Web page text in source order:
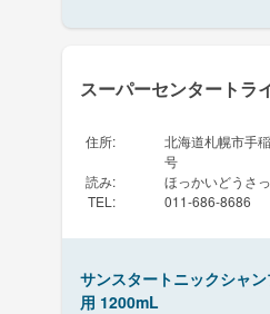
スーパーセンタートラ
住所:
北海道札幌市手
号
読み:
ほっかいどうさ
TEL : 011-686-8686
サンスタートニックシャ
用 1200mL